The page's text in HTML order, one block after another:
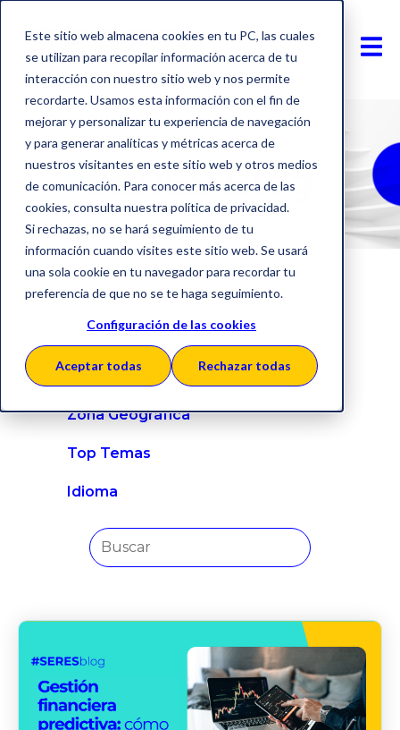
Este sitio web almacena cookies en tu PC, las cuales
se utilizan para recopilar información acerca de tu
interacción con nuestro sitio web y nos permite
recordarte. Usamos esta información con el fin de
mejorar y personalizar tu experiencia de navegación
y para generar analíticas y métricas acerca de
nuestros visitantes en este sitio web y otros medios
de comunicación. Para conocer más acerca de las
cookies, consulta nuestra política de privacidad.
Si rechazas, no se hará seguimiento de tu
información cuando visites este sitio web. Se usará
una sola cookie en tu navegador para recordar tu
preferencia de que no se te haga seguimiento.
Configuración de las cookies
Aceptar todas Rechazar todas
SERES Blog
Inicio
Obligaciones Legales
Zona Geográfica
Top Temas
Idioma